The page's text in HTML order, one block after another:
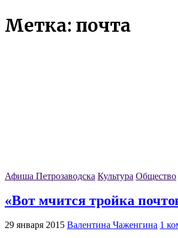
Метка: почта
Афиша Петрозаводска Культура Общество
«Вот мчится тройка
29 января 2015 Валентина Чаженгина 1